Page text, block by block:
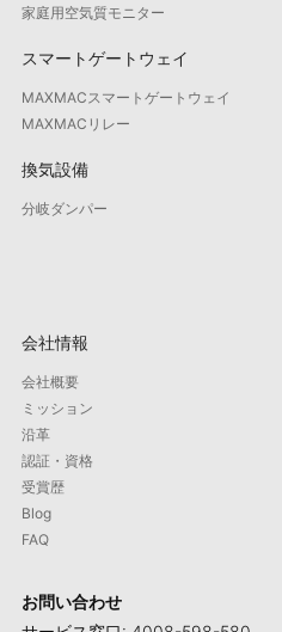
家庭用空気質モニター
スマートゲートウェイ
MAXMACスマートゲートウェイ
MAXMACリレー
換気設備
分岐ダンパー
会社情報
会社概要
ミッション
沿革
認証・資格
受賞歴
Blog
FAQ
お問い合わせ